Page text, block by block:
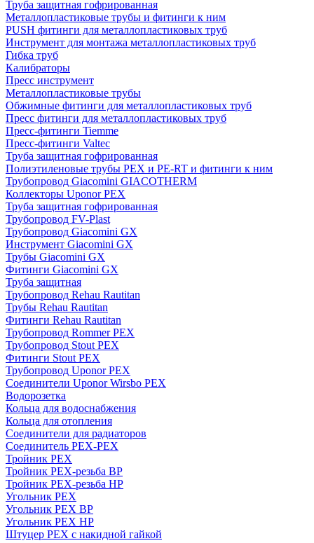
Труба защитная гофрированная
Металлопластиковые трубы и фитинги к ним
PUSH фитинги для металлопластиковых труб
Инструмент для монтажа металлопластиковых труб
Гибка труб
Калибраторы
Пресс инструмент
Металлопластиковые трубы
Обжимные фитинги для металлопластиковых труб
Пресс фитинги для металлопластиковых труб
Пресс-фитинги Tiemme
Пресс-фитинги Valtec
Труба защитная гофрированная
Полиэтиленовые трубы PEX и PE-RT и фитинги к ним
Трубопровод Giacomini GIACOTHERM
Коллекторы Uponor PEX
Труба защитная гофрированная
Трубопровод FV-Plast
Трубопровод Giacomini GX
Инструмент Giacomini GX
Трубы Giacomini GX
Фитинги Giacomini GX
Труба защитная
Трубопровод Rehau Rautitan
Трубы Rehau Rautitan
Фитинги Rehau Rautitan
Трубопровод Rommer PEX
Трубопровод Stout PEX
Фитинги Stout PEX
Трубопровод Uponor PEX
Соединители Uponor Wirsbo PEX
Водорозетка
Кольца для водоснабжения
Кольца для отопления
Соединители для радиаторов
Соединитель PEX-PEX
Тройник PEX
Тройник PEX-резьба ВР
Тройник PEX-резьба НР
Угольник PEX
Угольник PEX ВР
Угольник PEX НР
Штуцер PEX c накидной гайкой